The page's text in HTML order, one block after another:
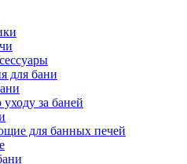
для бани
за баней
для банных печей